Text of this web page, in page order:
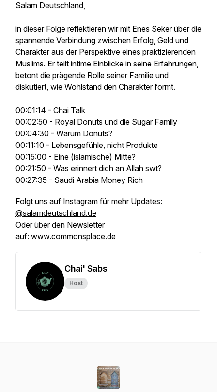
Salam Deutschland,
in dieser Folge reflektieren wir mit Enes Seker über die
spannende Verbindung zwischen Erfolg, Geld und
Charakter aus der Perspektive eines praktizierenden
Muslims. Er teilt intime Einblicke in seine Erfahrungen,
betont die prägende Rolle seiner Familie und
diskutiert, wie Wohlstand den Charakter formt.
00:01:14 - Chai Talk
00:02:50 - Royal Donuts und die Sugar Family
00:04:30 - Warum Donuts?
00:11:10 - Lebensgefühle, nicht Produkte
00:15:00 - Eine (islamische) Mitte?
00:21:50 - Was erinnert dich an Allah swt?
00:27:35 - Saudi Arabia Money Rich
Folgt uns auf Instagram für mehr Updates:
@salamdeutschland.de
Oder über den Newsletter
auf: www.commonsplace.de
Chai' Sabs
Host